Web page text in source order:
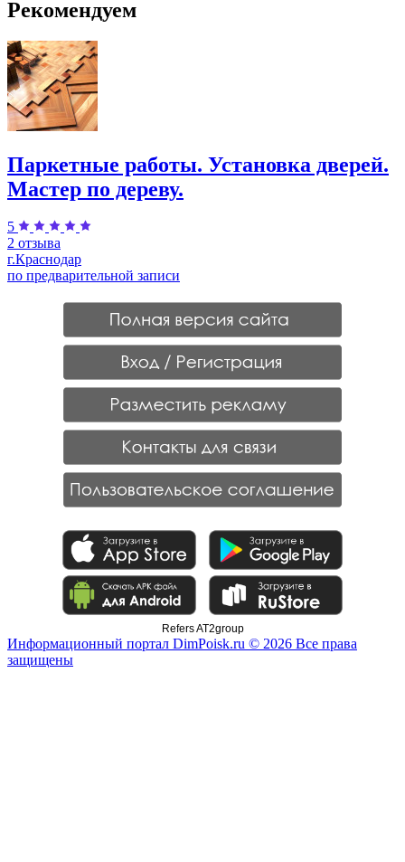
Рекомендуем
Паркетные работы. Установка дверей.
Мастер по дереву.
5
2 отзыва
г.Краснодар
по предварительной записи
Refers AT2group
Информационный портал DimPoisk.ru © 2026 Все права
защищены